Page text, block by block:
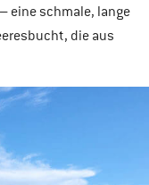
– eine schmale, lange
die aus